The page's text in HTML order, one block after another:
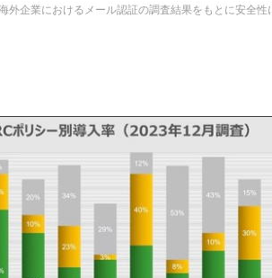
企業におけるメール認証の調査結果をもとに安全性